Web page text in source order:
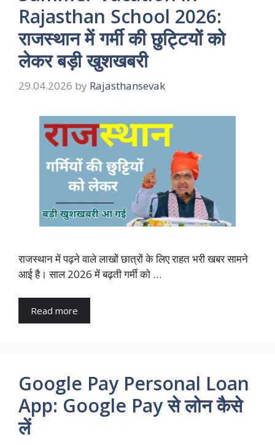
Rajasthan School 2026:
राजस्थान में गर्मी की छुट्टियों को
लेकर बड़ी खुशखबरी
29.04.2026 by Rajasthansevak
राजस्थान में पढ़ने वाले लाखों छात्रों के लिए राहत भरी खबर सामने
आई है। साल 2026 में बढ़ती गर्मी को …
Read more
Google Pay Personal Loan
App: Google Pay से लोन कैसे
लें